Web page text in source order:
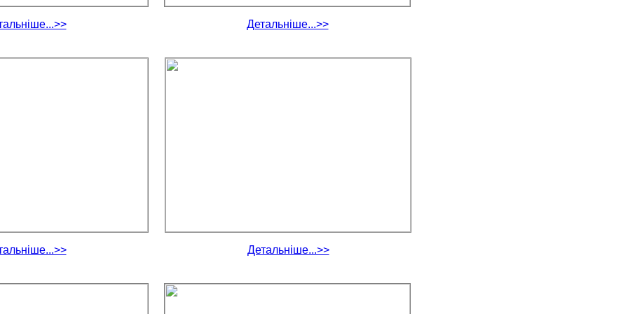
Детальніше...>>
Детальніше...>>